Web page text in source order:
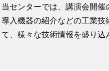
当センターでは、講演会開
導入機器の紹介などの工業
て、様々な技術情報を盛り込